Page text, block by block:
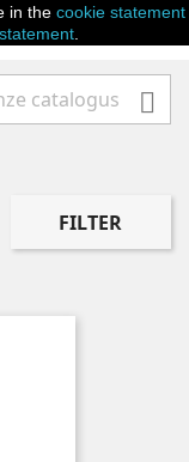

FILTER
in the cookie statement
.